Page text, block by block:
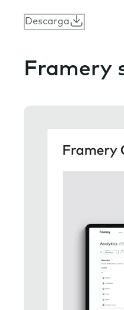
Descarga
Framery